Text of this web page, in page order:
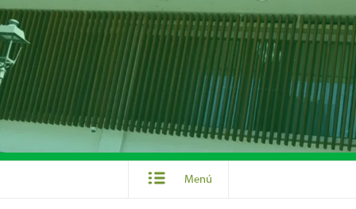
Menú